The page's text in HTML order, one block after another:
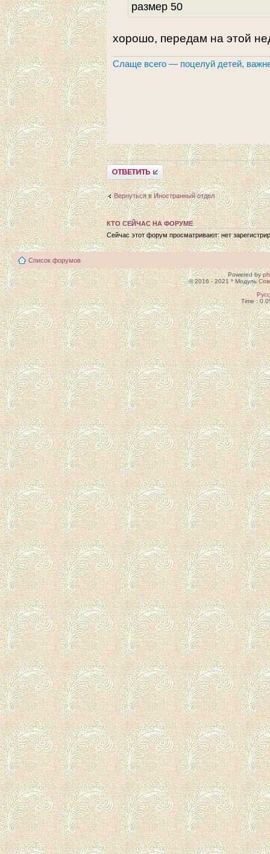
размер 50
хорошо, передам на этой
Слаще всего — поцелуй детей,
Ответить
Вернуться в Иностранный отдел
КТО СЕЙЧАС НА ФОРУМЕ
Сейчас этот форум просматривают: нет
Список форумов
Powered by
© 2016 - 2021 * Модуль
Time :